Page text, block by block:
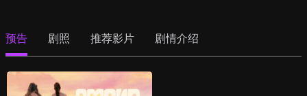
预告 剧照 推荐影片 剧情介绍